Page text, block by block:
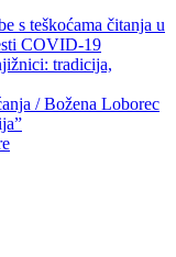
s teškoćama čitanja u
COVID-19
tradicija,
/ Božena Loborec